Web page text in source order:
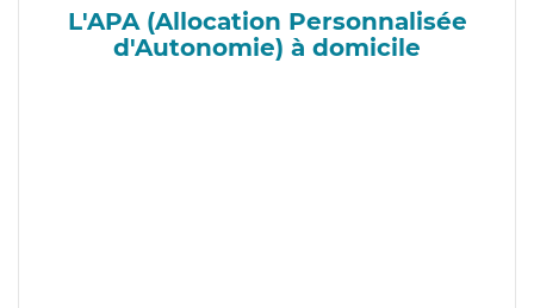
L'APA (Allocation Personnalisée
d'Autonomie) à domicile